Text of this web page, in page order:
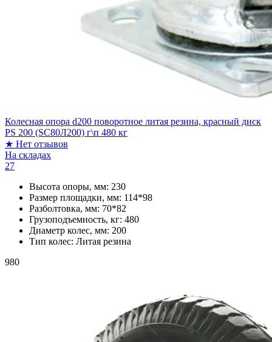
Колесная опора d200 поворотное литая резина, красный диск
PS 200 (SC80Л200) г\п 480 кг
★ Нет отзывов
На складах
27
Высота опоры, мм: 230
Размер площадки, мм: 114*98
Разболтовка, мм: 70*82
Грузоподъемность, кг: 480
Диаметр колес, мм: 200
Тип колес: Литая резина
980